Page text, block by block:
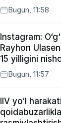
Bugun, 11:58
Instagram:
Rayhon
15 yilligini
aktyorlari va
sayohat qilgan
Bugun, 11:57
IIV yo‘l harakati